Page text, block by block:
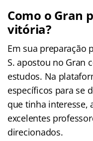
Como o Gran
vitória?
Em sua preparação
S. apostou no Gran
estudos. Na
específicos para se
que tinha interesse,
excelentes
direcionados.